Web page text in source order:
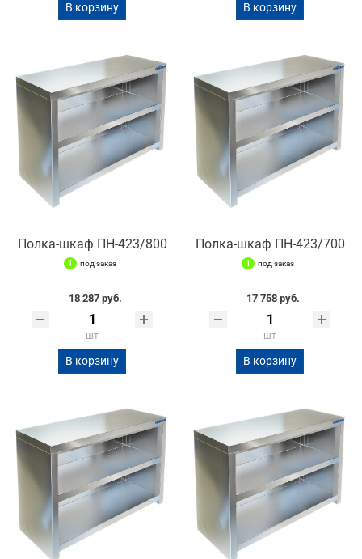
В корзину В корзину
Полка-шкаф ПН-423/800
под заказ
18 287 руб.
шт
В корзину
Полка-шкаф ПН-423/700
под заказ
17 758 руб.
шт
В корзину